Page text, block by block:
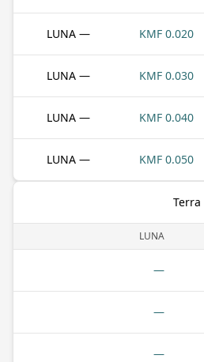
0.020 KMF
— LUNA
0.030 KMF
— LUNA
0.040 KMF
— LUNA
0.050 KMF
— LUNA
LUNA
—
—
—